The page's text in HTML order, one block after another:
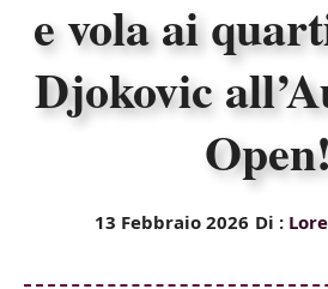
e vola ai
Djokovic
13 Febbraio 2026 Di :